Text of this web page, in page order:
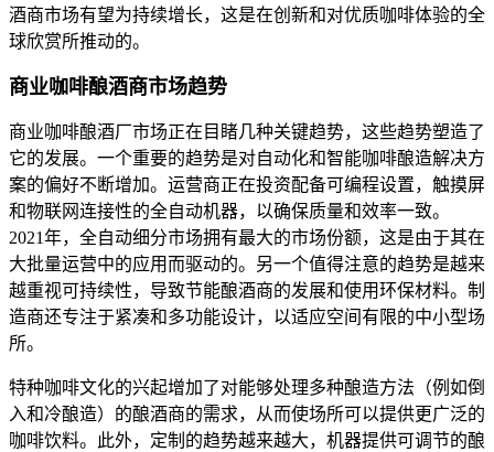
酒商市场有望为持续增长，这是在创新和对优质咖啡体验的全
球欣赏所推动的。
商业咖啡酿酒商市场趋势
商业咖啡酿酒厂市场正在目睹几种关键趋势，这些趋势塑造了
它的发展。一个重要的趋势是对自动化和智能咖啡酿造解决方
案的偏好不断增加。运营商正在投资配备可编程设置，触摸屏
和物联网连接性的全自动机器，以确保质量和效率一致。
2021年，全自动细分市场拥有最大的市场份额，这是由于其在
大批量运营中的应用而驱动的。另一个值得注意的趋势是越来
越重视可持续性，导致节能酿酒商的发展和使用环保材料。制
造商还专注于紧凑和多功能设计，以适应空间有限的中小型场
所。
特种咖啡文化的兴起增加了对能够处理多种酿造方法（例如倒
入和冷酿造）的酿酒商的需求，从而使场所可以提供更广泛的
咖啡饮料。此外，定制的趋势越来越大，机器提供可调节的酿